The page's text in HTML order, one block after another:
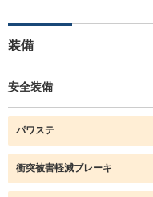
装備
安全装備
パワステ
衝突被害軽減ブレーキ